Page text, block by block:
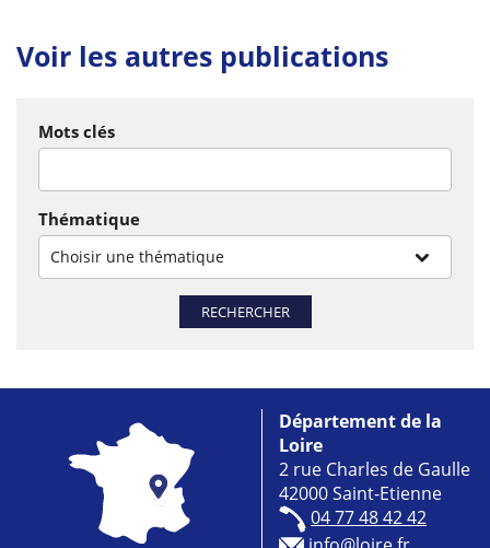
Voir les autres publications
Mots clés
Thématique
Choisir une thématique
RECHERCHER
Département de la
Loire
2 rue Charles de Gaulle
42000 Saint-Etienne
04 77 48 42 42